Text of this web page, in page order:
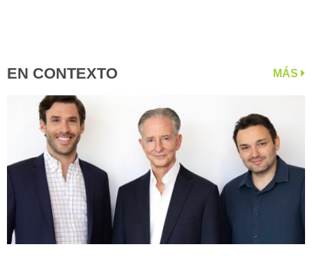
EN CONTEXTO MÁS